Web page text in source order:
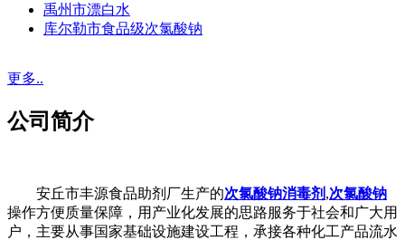
禹州市漂白水
库尔勒市食品级次氯酸钠
更多..
公司简介
安丘市丰源食品助剂厂生产的次氯酸钠消毒剂 ,次氯酸钠
操作方便质量保障，用产业化发展的思路服务于社会和广大用
户，主要从事国家基础设施建设工程，承接各种化工产品流水